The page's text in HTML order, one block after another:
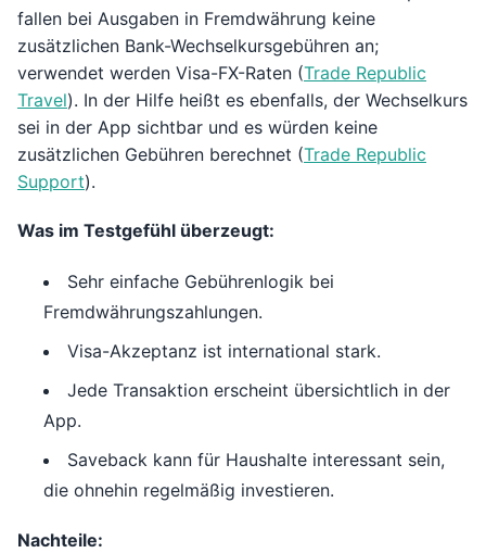
fallen bei Ausgaben in Fremdwährung keine
zusätzlichen Bank-Wechselkursgebühren an;
verwendet werden Visa-FX-Raten (Trade Republic
Travel). In der Hilfe heißt es ebenfalls, der Wechselkurs
sei in der App sichtbar und es würden keine
zusätzlichen Gebühren berechnet (Trade Republic
Support).
Was im Testgefühl überzeugt:
Sehr einfache Gebührenlogik bei
Fremdwährungszahlungen.
Visa-Akzeptanz ist international stark.
Jede Transaktion erscheint übersichtlich in der
App.
Saveback kann für Haushalte interessant sein,
die ohnehin regelmäßig investieren.
Nachteile: